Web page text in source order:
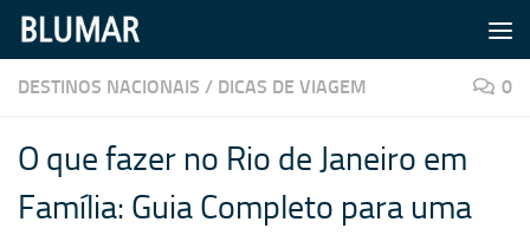
Skip to content
DESTINOS NACIONAIS / DICAS DE VIAGEM 0
O que fazer no Rio de Janeiro em
Família: Guia Completo para uma